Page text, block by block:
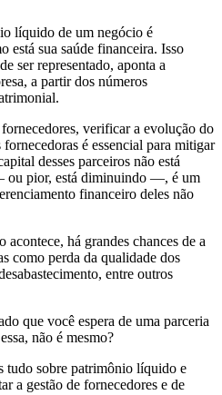
líquido de um negócio é
está sua saúde financeira. Isso
ser representado, aponta a
a partir dos números
verificar a evolução do
é essencial para mitigar
desses parceiros não está
ou pior, está diminuindo —, é um
financeiro deles não
acontece, há grandes chances de a
como perda da qualidade dos
entre outros
que você espera de uma parceria
não é mesmo?
tudo sobre patrimônio líquido e
a gestão de fornecedores e de